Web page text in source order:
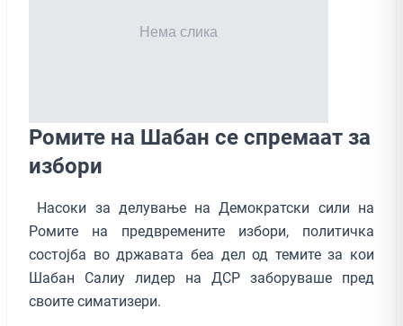
Ромите на Шабан се спремаат за
избори
Насоки за делување на Демократски сили на
Ромите на предвремените избори, политичка
состојба во државата беа дел од темите за кои
Шабан Салиу лидер на ДСР заборуваше пред
своите симатизери.